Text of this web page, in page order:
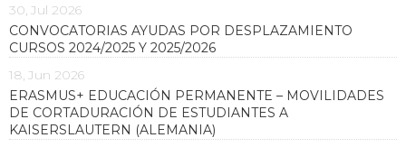
30, Jul 2026
CONVOCATORIAS AYUDAS POR DESPLAZAMIENTO
CURSOS 2024/2025 Y 2025/2026
18, Jun 2026
ERASMUS+ EDUCACIÓN PERMANENTE – MOVILIDADES
DE CORTADURACIÓN DE ESTUDIANTES A
KAISERSLAUTERN (ALEMANIA)